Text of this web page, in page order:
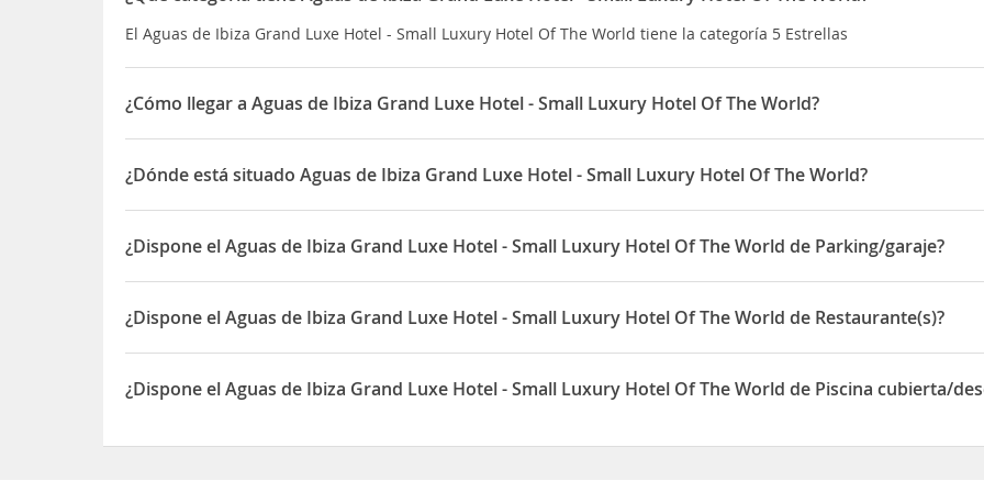
El Aguas de Ibiza Grand Luxe Hotel - Small Luxury Hotel Of The World tiene la categoría 5 Estrellas
¿Cómo llegar a Aguas de Ibiza Grand Luxe Hotel - Small Luxury Hotel Of The World?
Este encantador hotel goza de una ubicación magnífica cerca de la población deSanta Eulaliay su puerto. Está al
marítimo
, a solo 50 metros de la playa.
Encontrarás una selección de restaurantes, bares, pubs, lugares de interés turístico, tiendas y transporte público
¿Dónde está situado Aguas de Ibiza Grand Luxe Hotel - Small Luxury Hotel Of The World?
El Aguas de Ibiza Grand Luxe Hotel - Small Luxury Hotel Of The World está situado en Salvador Camacho, 14
¿Dispone el Aguas de Ibiza Grand Luxe Hotel - Small Luxury Hotel Of The World de Parking/garaje?
Sí, el Aguas de Ibiza Grand Luxe Hotel - Small Luxury Hotel Of The World dispone de Parking/garaje
¿Dispone el Aguas de Ibiza Grand Luxe Hotel - Small Luxury Hotel Of The World de Restaurante(s)?
Sí, el Aguas de Ibiza Grand Luxe Hotel - Small Luxury Hotel Of The World dispone de Restaurante(s)
¿Dispone el Aguas de Ibiza Grand Luxe Hotel - Small Luxury Hotel Of The World de Piscina cubierta/